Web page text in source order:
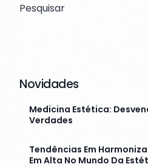
Pesquisar
Novidades
Medicina Estética:
Verdades
Tendências Em
Em Alta No Mundo Da